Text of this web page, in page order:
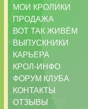
МОИ КРОЛИКИ
ПРОДАЖА
ВОТ ТАК ЖИВЁМ
ВЫПУСКНИКИ
КАРЬЕРА
КРОЛ-ИНФО
ФОРУМ КЛУБА
КОНТАКТЫ
ОТЗЫВЫ